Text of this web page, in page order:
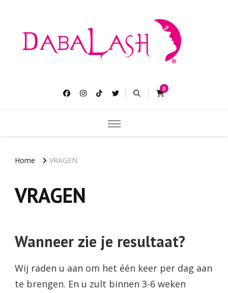
Dabalash
0
Home VRAGEN
VRAGEN
Wanneer zie je resultaat?
Wij raden u aan om het één keer per dag aan
te brengen. En u zult binnen 3-6 weken